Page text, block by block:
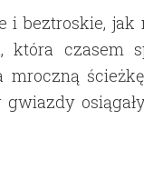
beztroskie, jak
czasem